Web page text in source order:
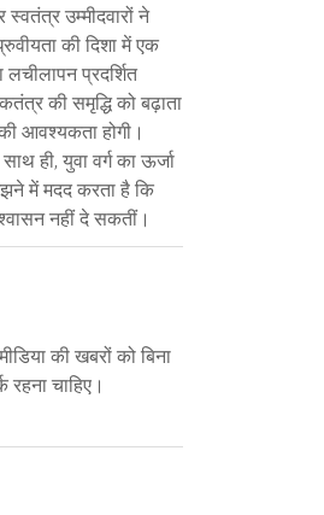
उम्मीदवारों ने
की दिशा में एक
लचीलापन प्रदर्शित
की समृद्धि को बढ़ाता
आवश्यकता होगी।
ही, युवा वर्ग का ऊर्जा
में मदद करता है कि
नहीं दे सकतीं।
की खबरों को बिना
चाहिए।